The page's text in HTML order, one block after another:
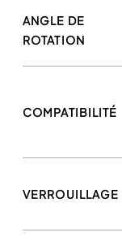
S
E
P
X
o
ANGLE DE
ROTATION
COMPATIBILITÉ
VERROUILLAGE